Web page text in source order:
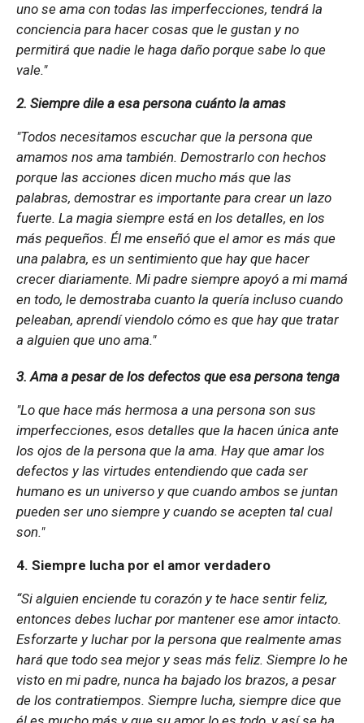
uno se ama con todas las imperfecciones, tendrá la
conciencia para hacer cosas que le gustan y no
permitirá que nadie le haga daño porque sabe lo que
vale."
2. Siempre dile a esa persona cuánto la amas
"Todos necesitamos escuchar que la persona que
amamos nos ama también. Demostrarlo con hechos
porque las acciones dicen mucho más que las
palabras, demostrar es importante para crear un lazo
fuerte. La magia siempre está en los detalles, en los
más pequeños. Él me enseñó que el amor es más que
una palabra, es un sentimiento que hay que hacer
crecer diariamente. Mi padre siempre apoyó a mi mamá
en todo, le demostraba cuanto la quería incluso cuando
peleaban, aprendí viendolo cómo es que hay que tratar
a alguien que uno ama."
3. Ama a pesar de los defectos que esa persona tenga
"Lo que hace más hermosa a una persona son sus
imperfecciones, esos detalles que la hacen única ante
los ojos de la persona que la ama. Hay que amar los
defectos y las virtudes entendiendo que cada ser
humano es un universo y que cuando ambos se juntan
pueden ser uno siempre y cuando se acepten tal cual
son."
4. Siempre lucha por el amor verdadero
“Si alguien enciende tu corazón y te hace sentir feliz,
entonces debes luchar por mantener ese amor intacto.
Esforzarte y luchar por la persona que realmente amas
hará que todo sea mejor y seas más feliz. Siempre lo he
visto en mi padre, nunca ha bajado los brazos, a pesar
de los contratiempos. Siempre lucha, siempre dice que